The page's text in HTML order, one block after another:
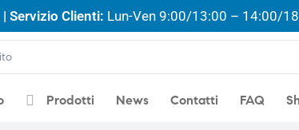
Servizio Clienti: Lun-Ven 9:00/13:00 – 14:00/
Prodotti News Contatti FAQ